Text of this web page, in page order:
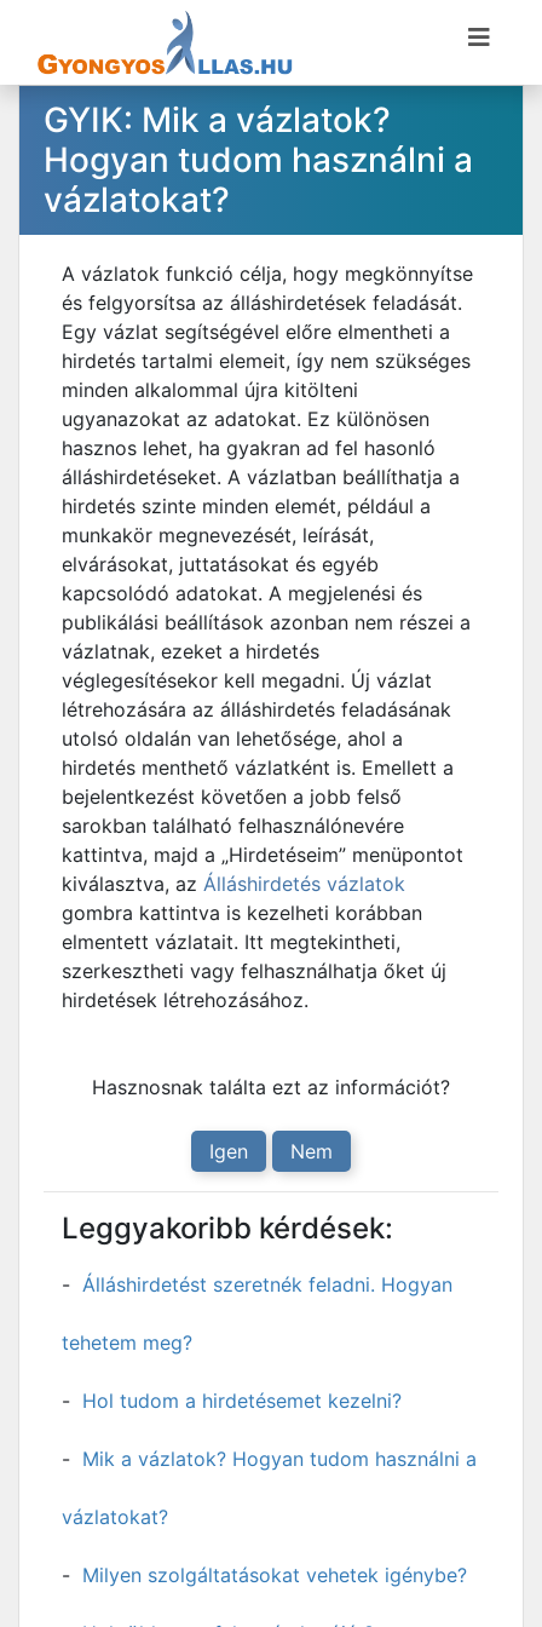
GYIK: Mik a vázlatok?
Hogyan tudom használni a
vázlatokat?
A vázlatok funkció célja, hogy megkönnyítse
és felgyorsítsa az álláshirdetések feladását.
Egy vázlat segítségével előre elmentheti a
hirdetés tartalmi elemeit, így nem szükséges
minden alkalommal újra kitölteni
ugyanazokat az adatokat. Ez különösen
hasznos lehet, ha gyakran ad fel hasonló
álláshirdetéseket. A vázlatban beállíthatja a
hirdetés szinte minden elemét, például a
munkakör megnevezését, leírását,
elvárásokat, juttatásokat és egyéb
kapcsolódó adatokat. A megjelenési és
publikálási beállítások azonban nem részei a
vázlatnak, ezeket a hirdetés
véglegesítésekor kell megadni. Új vázlat
létrehozására az álláshirdetés feladásának
utolsó oldalán van lehetősége, ahol a
hirdetés menthető vázlatként is. Emellett a
bejelentkezést követően a jobb felső
sarokban található felhasználónevére
kattintva, majd a „Hirdetéseim” menüpontot
kiválasztva, az Álláshirdetés vázlatok
gombra kattintva is kezelheti korábban
elmentett vázlatait. Itt megtekintheti,
szerkesztheti vagy felhasználhatja őket új
hirdetések létrehozásához.
Hasznosnak találta ezt az információt?
Igen Nem
Leggyakoribb kérdések:
Álláshirdetést szeretnék feladni. Hogyan
tehetem meg?
Hol tudom a hirdetésemet kezelni?
Mik a vázlatok? Hogyan tudom használni a
vázlatokat?
Milyen szolgáltatásokat vehetek igénybe?